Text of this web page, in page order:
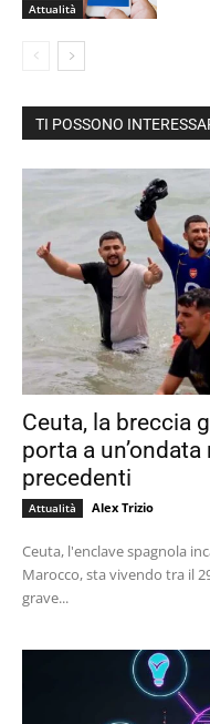
Attualità
TI POSSONO
Ceuta, la breccia
porta a
precedenti
Attualità Alex Trizio
Ceuta, l'enclave spagnola
Marocco, sta vivendo tra il
grave...